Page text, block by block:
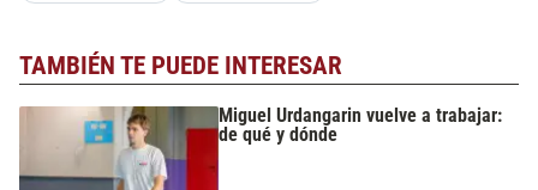
TAMBIÉN TE PUEDE INTERESAR
Miguel Urdangarin vuelve a trabajar:
de qué y dónde